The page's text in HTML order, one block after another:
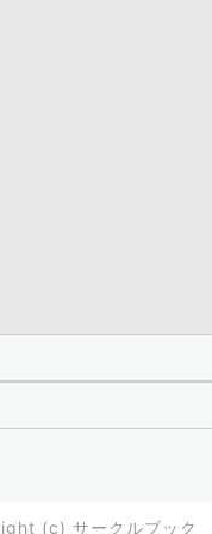
(c) サークルブック